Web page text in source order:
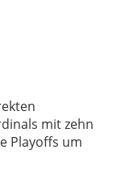
mit zehn
Playoffs um